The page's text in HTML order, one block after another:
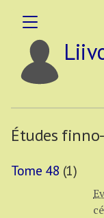
Études
Tome 48 (1)